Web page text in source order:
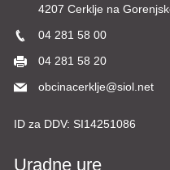
4207 Cerklje na
04 281 58 00
04 281 58 20
obcinacerklje@siol.net
ID za DDV: SI14251086
Uradne ure